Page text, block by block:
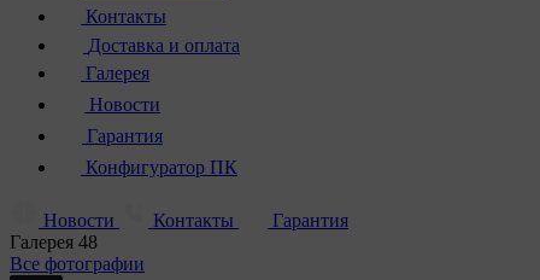
Контакты
Доставка и оплата
Галерея
Новости
Гарантия
Конфигуратор ПК
Новости Контакты
Гарантия
Галерея 48
Все фотографии